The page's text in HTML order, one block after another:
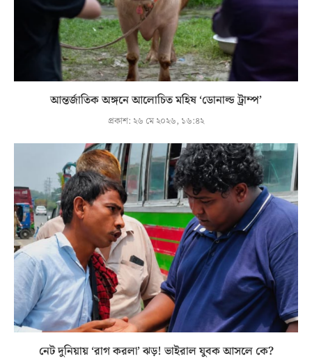
আন্তর্জাতিক অঙ্গনে আলোচিত মহিষ ‘ডোনাল্ড ট্রাম্প’
প্রকাশ: ২৬ মে ২০২৬, ১৬:৪২
নেট দুনিয়ায় ‘রাগ করলা’ ঝড়! ভাইরাল যুবক আসলে কে?